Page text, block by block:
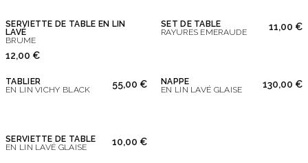
SERVIETTE DE TABLE EN LIN
LAVÉ
BRUME
12,00 €
SET DE TABLE
RAYURES EMERAUDE
11,00 €
TABLIER
EN LIN VICHY BLACK
55,00 €
NAPPE
EN LIN LAVÉ GLAISE
130,00 €
SERVIETTE DE TABLE
EN LIN LAVÉ GLAISE
10,00 €